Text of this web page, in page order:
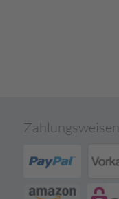
Zahlungsweisen